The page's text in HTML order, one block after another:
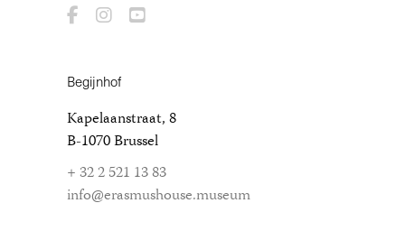
Begijnhof
Kapelaanstraat, 8
B-1070 Brussel
+ 32 2 521 13 83
info@erasmushouse.museum